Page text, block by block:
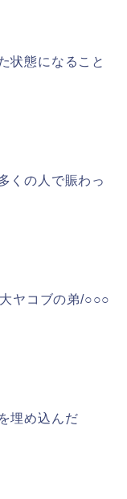
状態になること
くの人で賑わっ
ヤコブの弟/○○○
埋め込んだ